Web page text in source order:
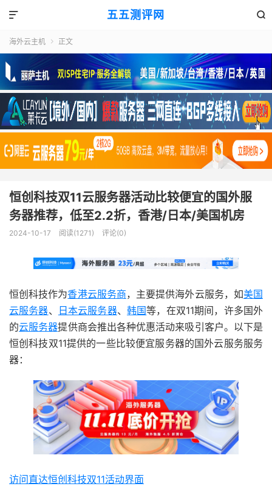
五五测评网 

海外云主机  正文
恒创科技双11云服务器活动比较便宜的国外服
务器推荐，低至2.2折，香港/日本/美国机房
2024-10-17 阅读(1271) 评论(0)
恒创科技作为香港云服务商，主要提供海外云服务，如美国
云服务器、 日本云服务器、 韩国等，在双11期间，许多国外
的云服务器提供商会推出各种优惠活动来吸引客户。以下是
恒创科技双11提供的一些比较便宜服务器的国外云服务服务
器：
访问直达恒创科技双11活动界面